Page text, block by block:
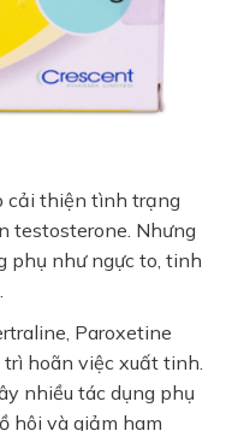
cải thiện tình trạng
testosterone. Nhưng
phụ như ngực to, tinh
Paroxetine
hoãn việc xuất tinh.
nhiều tác dụng phụ
hôi và giảm ham